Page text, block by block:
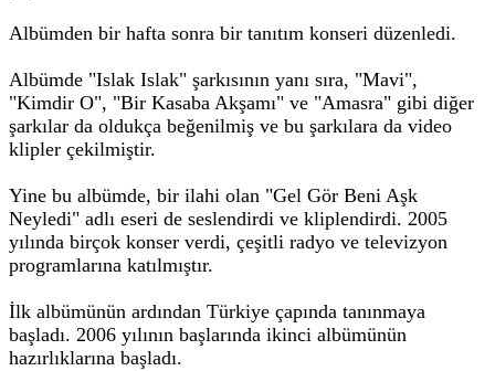
Albümden bir hafta sonra bir tanıtım konseri düzenledi.
Albümde "Islak Islak" şarkısının yanı sıra, "Mavi",
"Kimdir O", "Bir Kasaba Akşamı" ve "Amasra" gibi diğer
şarkılar da oldukça beğenilmiş ve bu şarkılara da video
klipler çekilmiştir.
Yine bu albümde, bir ilahi olan "Gel Gör Beni Aşk
Neyledi" adlı eseri de seslendirdi ve kliplendirdi. 2005
yılında birçok konser verdi, çeşitli radyo ve televizyon
programlarına katılmıştır.
İlk albümünün ardından Türkiye çapında tanınmaya
başladı. 2006 yılının başlarında ikinci albümünün
hazırlıklarına başladı.